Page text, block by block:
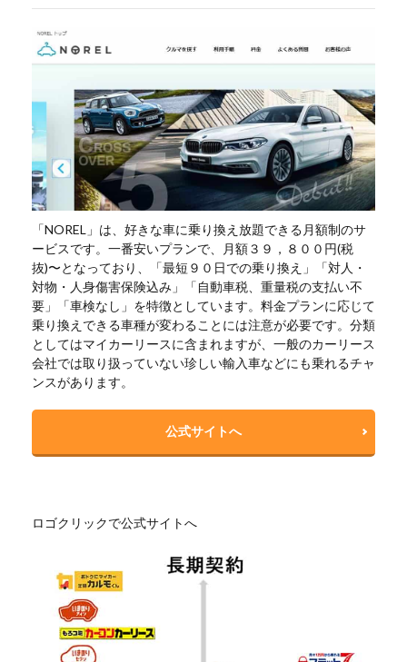
「NOREL」は、好きな車に乗り換え放題できる月額制のサ
ービスです。一番安いプランで、月額３９，８００円(税
抜)〜となっており、「最短９０日での乗り換え」「対人・
対物・人身傷害保険込み」「自動車税、重量税の支払い不
要」「車検なし」を特徴としています。料金プランに応じて
乗り換えできる車種が変わることには注意が必要です。分類
としてはマイカーリースに含まれますが、一般のカーリース
会社では取り扱っていない珍しい輸入車などにも乗れるチャ
ンスがあります。
公式サイトへ
ロゴクリックで公式サイトへ